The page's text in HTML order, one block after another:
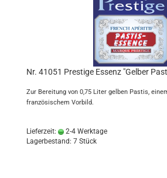
Nr. 41051 Prestige Essenz "Gelber
Zur Bereitung von 0,75 Liter gelben Pastis,
französischem Vorbild.
Lieferzeit:
2-4 Werktage
Lagerbestand: 7 Stück